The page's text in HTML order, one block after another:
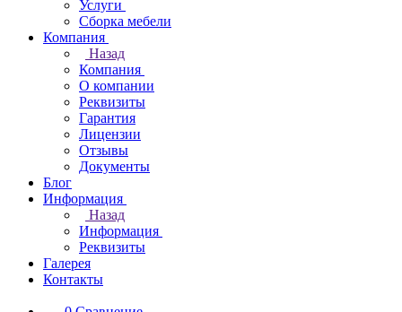
Услуги
Сборка мебели
Компания
Назад
Компания
О компании
Реквизиты
Гарантия
Лицензии
Отзывы
Документы
Блог
Информация
Назад
Информация
Реквизиты
Галерея
Контакты